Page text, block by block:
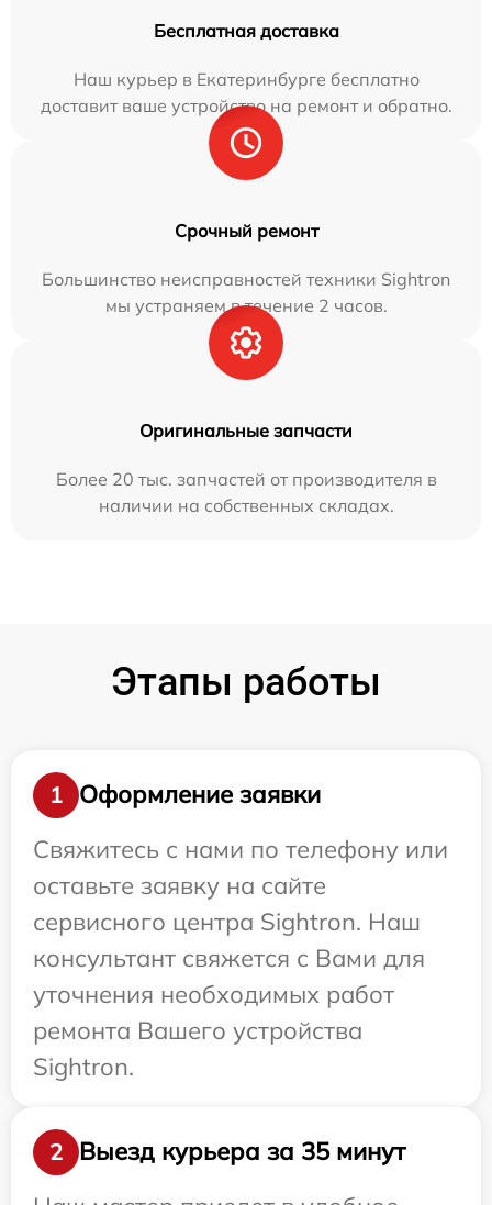
Бесплатная доставка
Наш курьер в Екатеринбурге бесплатно
доставит ваше устройство на ремонт и обратно.
Срочный ремонт
Большинство неисправностей техники Sightron
мы устраняем в течение 2 часов.
Оригинальные запчасти
Более 20 тыс. запчастей от производителя в
наличии на собственных складах.
Этапы работы
1
Оформление заявки
Свяжитесь с нами по телефону или
оставьте заявку на сайте
сервисного центра Sightron. Наш
консультант свяжется с Вами для
уточнения необходимых работ
ремонта Вашего устройства
Sightron.
2
Выезд курьера за 35 минут